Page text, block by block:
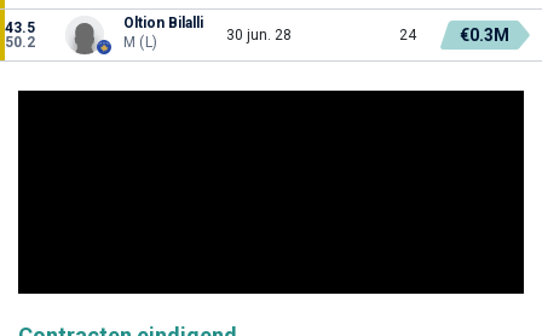
43.5
50.2
Oltion Bilalli
M (L)
30 jun. 28 24 €0.3M